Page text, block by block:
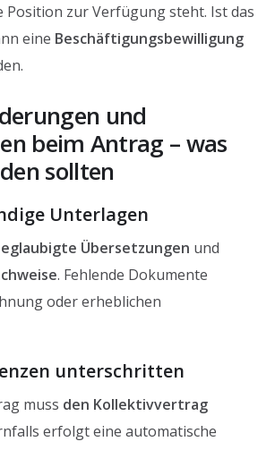
Position zur Verfügung steht. Ist das
eine Beschäftigungsbewilligung
und
beim Antrag – was
sollten
Unterlagen
Übersetzungen und
. Fehlende Dokumente
oder erheblichen
unterschritten
muss den Kollektivvertrag
erfolgt eine automatische